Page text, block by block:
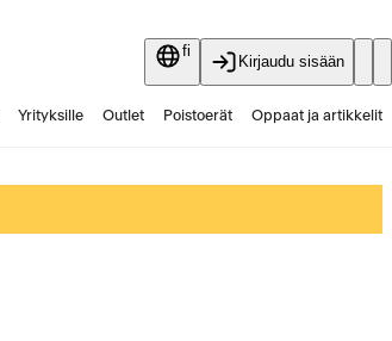
fi
Kirjaudu sisään
Yrityksille Outlet Poistoerät Oppaat ja artikkelit